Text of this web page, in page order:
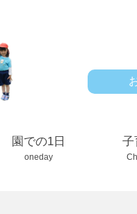
園での1日
oneday
子